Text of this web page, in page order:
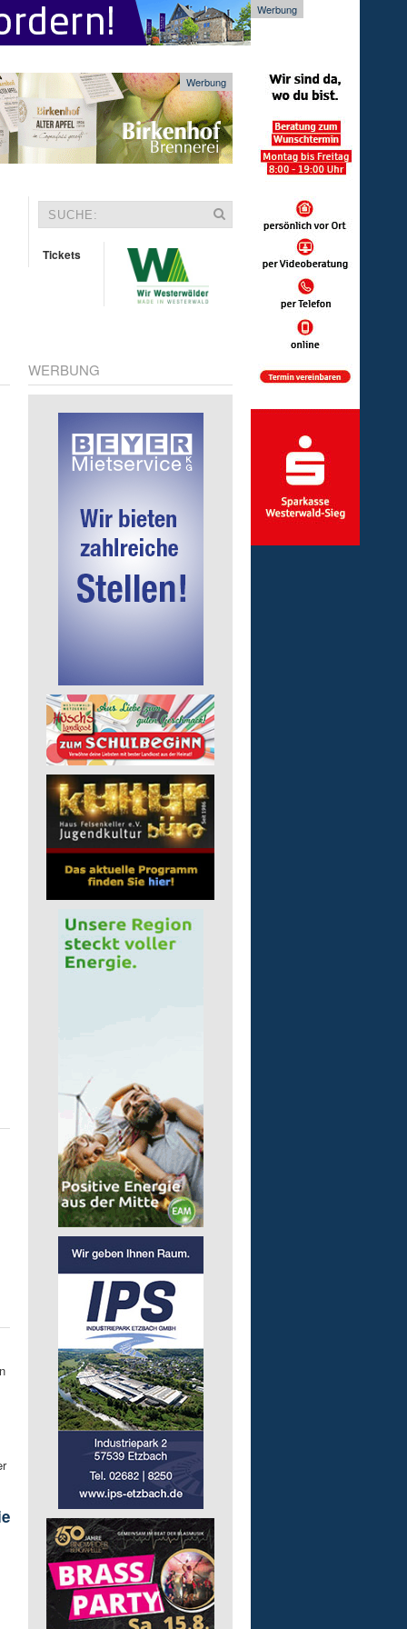
Werbung
Werbung
Tickets
WERBUNG